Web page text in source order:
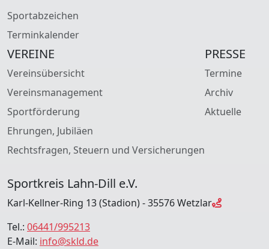
Sportabzeichen
Terminkalender
VEREINE
Vereinsübersicht
Vereinsmanagement
Sportförderung
Ehrungen, Jubiläen
Rechtsfragen, Steuern und Versicherungen
PRESSE
Termine
Archiv
Aktuelle
Sportkreis Lahn-Dill e.V.
Karl-Kellner-Ring 13 (Stadion) - 35576 Wetzlar
Tel.: 06441/995213
E-Mail: info@skld.de